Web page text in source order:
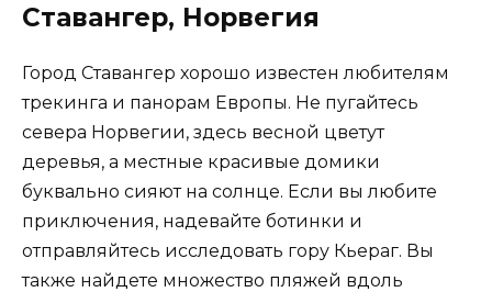
Ставангер, Норвегия
Город Ставангер хорошо известен любителям
трекинга и панорам Европы. Не пугайтесь
севера Норвегии, здесь весной цветут
деревья, а местные красивые домики
буквально сияют на солнце. Если вы любите
приключения, надевайте ботинки и
отправляйтесь исследовать гору Кьераг. Вы
также найдете множество пляжей вдоль